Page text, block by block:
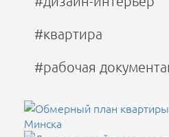
#квартира
#рабочая